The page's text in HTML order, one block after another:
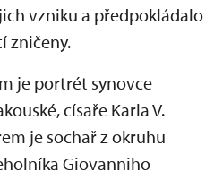
vzniku a předpokládalo
zničeny.
je portrét synovce
císaře Karla V.
je sochař z okruhu
Giovanniho